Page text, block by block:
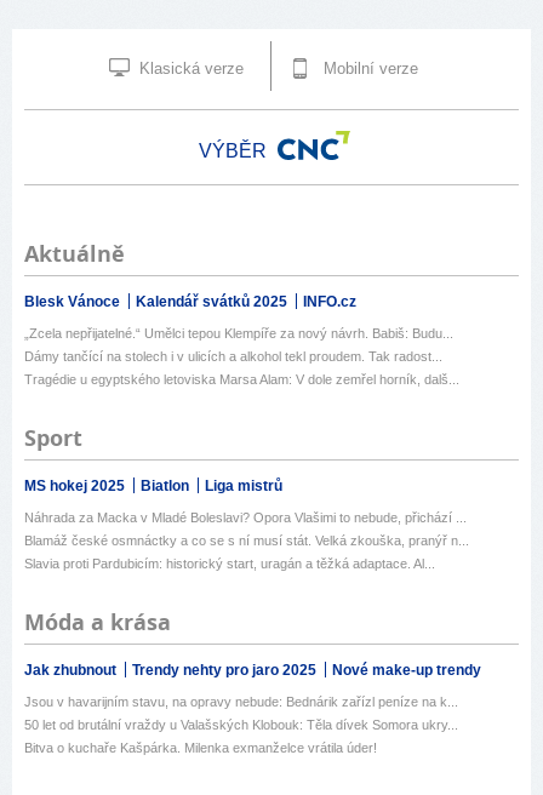
Klasická verze Mobilní verze
VÝBĚR
Aktuálně
Blesk Vánoce Kalendář svátků 2025 INFO.cz
„Zcela nepřijatelné.“ Umělci tepou Klempíře za nový návrh. Babiš: Budu...
Dámy tančící na stolech i v ulicích a alkohol tekl proudem. Tak radost...
Tragédie u egyptského letoviska Marsa Alam: V dole zemřel horník, dalš...
Sport
MS hokej 2025 Biatlon Liga mistrů
Náhrada za Macka v Mladé Boleslavi? Opora Vlašimi to nebude, přichází ...
Blamáž české osmnáctky a co se s ní musí stát. Velká zkouška, pranýř n...
Slavia proti Pardubicím: historický start, uragán a těžká adaptace. Al...
Móda a krása
Jak zhubnout Trendy nehty pro jaro 2025 Nové make-up trendy
Jsou v havarijním stavu, na opravy nebude: Bednárik zařízl peníze na k...
50 let od brutální vraždy u Valašských Klobouk: Těla dívek Somora ukry...
Bitva o kuchaře Kašpárka. Milenka exmanželce vrátila úder!